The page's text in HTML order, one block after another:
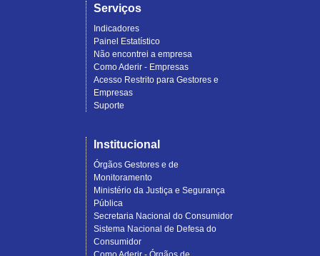
Serviços
Indicadores
Painel Estatístico
Não encontrei a empresa
Como Aderir - Empresas
Acesso Restrito para Gestores e
Empresas
Suporte
Institucional
Órgãos Gestores e de
Monitoramento
Ministério da Justiça e Segurança
Pública
Secretaria Nacional do Consumidor
Sistema Nacional de Defesa do
Consumidor